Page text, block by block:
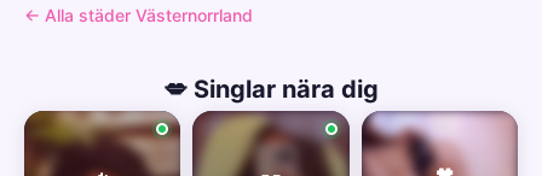
← Alla städer Västernorrland
💋 Singlar nära dig